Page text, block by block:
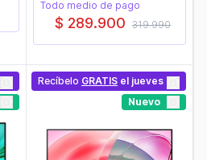
Todo medio de pago
$ 289.900 319.990
Recíbelo GRATIS el jueves
Nuevo